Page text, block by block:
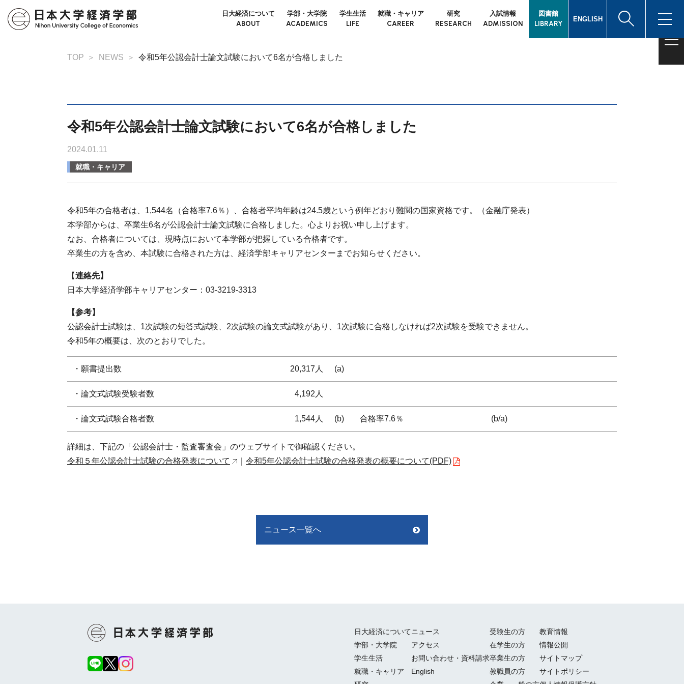
日大経済について
ABOUT
学部・大学院
ACADEMICS
学生生活
LIFE
就職・キャリア
CAREER
研究
RESEARCH
入試情報
ADMISSION
図書館
LIBRARY
ENGLISH
TOP NEWS 令和5年公認会計士論文試験において6名が合格しました
令和5年公認会計士論文試験において6名が合格しました
2024.01.11
就職・キャリア
令和5年の合格者は、1,544名（合格率7.6％）、合格者平均年齢は24.5歳という例年どおり難関の国家資格です。（金融庁発表）
本学部からは、卒業生6名が公認会計士論文試験に合格しました。心よりお祝い申し上げます。
なお、合格者については、現時点において本学部が把握している合格者です。
卒業生の方を含め、本試験に合格された方は、経済学部キャリアセンターまでお知らせください。
【連絡先】
日本大学経済学部キャリアセンター：03-3219-3313
【参考】
公認会計士試験は、1次試験の短答式試験、2次試験の論文式試験があり、1次試験に合格しなければ2次試験を受験できません。
令和5年の概要は、次のとおりでした。
・願書提出数 20,317人 (a)
・論文式試験受験者数 4,192人
・論文式試験合格者数 1,544人 (b) 合格率7.6％ (b/a)
詳細は、下記の「公認会計士・監査審査会」のウェブサイトで御確認ください。
令和５年公認会計士試験の合格発表について
｜令和5年公認会計士試験の合格発表の概要について(PDF)
ニュース一覧へ
日大経済について
学部・大学院
学生生活
就職・キャリア
ニュース
アクセス
お問い合わせ・資料請求
English
受験生の方
在学生の方
卒業生の方
教職員の方
教育情報
情報公開
サイトマップ
サイトポリシー